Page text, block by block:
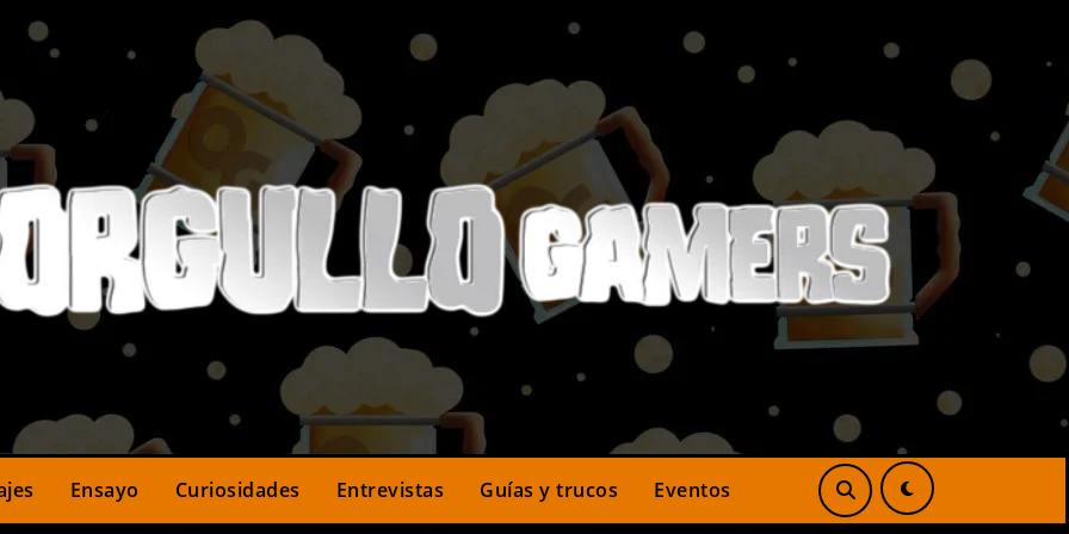
Ensayo Curiosidades Entrevistas Guías y trucos Eventos